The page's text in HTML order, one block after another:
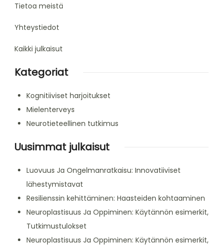
Tietoa meistä
Yhteystiedot
Kaikki julkaisut
Kategoriat
Kognitiiviset harjoitukset
Mielenterveys
Neurotieteellinen tutkimus
Uusimmat julkaisut
Luovuus Ja Ongelmanratkaisu: Innovatiiviset
lähestymistavat
Resilienssin kehittäminen: Haasteiden kohtaaminen
Neuroplastisuus Ja Oppiminen: Käytännön esimerkit,
Tutkimustulokset
Neuroplastisuus Ja Oppiminen: Käytännön esimerkit,